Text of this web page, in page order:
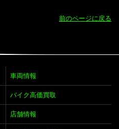
前のページに戻る
車両情報
バイク高価買取
店舗情報